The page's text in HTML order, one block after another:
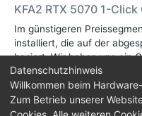
KFA2 RTX 5070 1-Click
Im günstigeren
installiert, die auf der
basiert. Wir haben uns ein
im Test genauer angesehen.
Datenschutzhinweis
Willkommen beim
Zum Betrieb unserer